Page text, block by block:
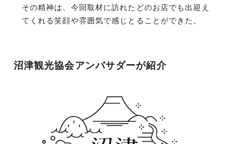
その精神は、今回取材に訪れたどのお店でも出迎え
てくれる笑顔や雰囲気で感じとることができた。
沼津観光協会アンバサダーが紹介